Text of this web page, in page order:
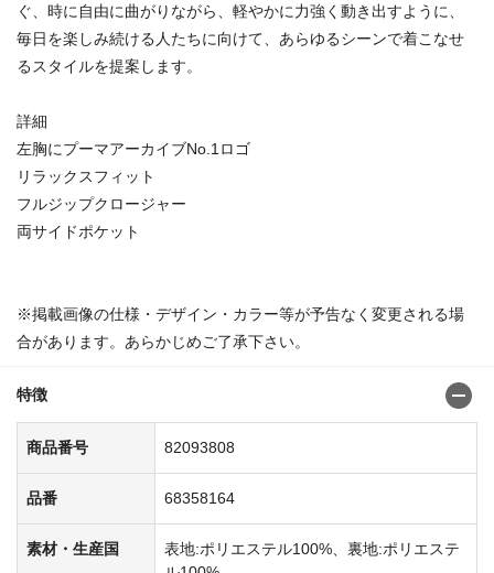
ぐ、時に自由に曲がりながら、軽やかに力強く動き出すように、
毎日を楽しみ続ける人たちに向けて、あらゆるシーンで着こなせ
るスタイルを提案します。
詳細
左胸にプーマアーカイブNo.1ロゴ
リラックスフィット
フルジップクロージャー
両サイドポケット
※掲載画像の仕様・デザイン・カラー等が予告なく変更される場
合があります。あらかじめご了承下さい。
特徴
商品番号 82093808
品番 68358164
素材・生産国
表地:ポリエステル100%、裏地:ポリエステ